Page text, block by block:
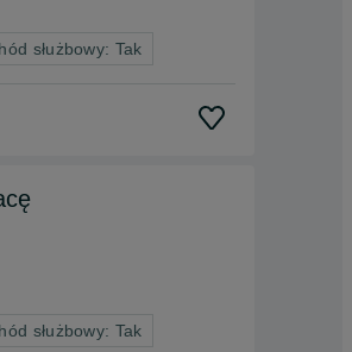
służbowy: Tak
służbowy: Tak